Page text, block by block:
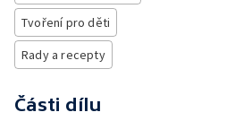
Tvoření pro děti
Rady a recepty
Části dílu